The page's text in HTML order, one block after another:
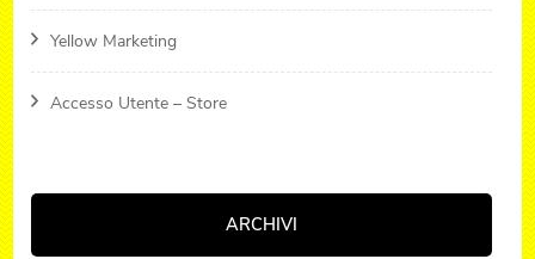
Yellow Marketing
Accesso Utente – Store
ARCHIVI